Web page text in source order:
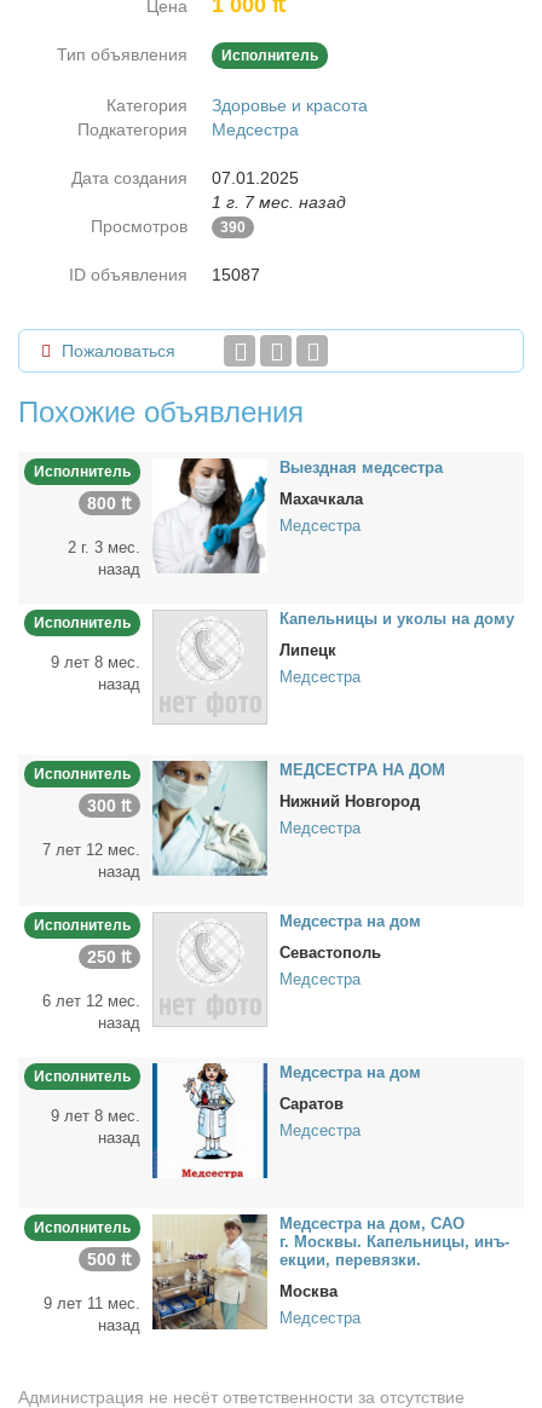
Цена 1 000 ₶
Тип объявления Исполнитель
Категория
Здоровье и красота
Подкатегория
Медсестра
Дата создания
07.01.2025
1 г. 7 мес. назад
Просмотров
390
ID объявления 15087
Пожаловаться
Похожие объявления
Исполнитель
800 ₶
2 г. 3 мес.
назад
Вы­езд­ная мед­сест­ра
Махачкала
Медсестра
Исполнитель
9 лет 8 мес.
назад
Ка­пель­ни­цы и уко­лы на до­му
Липецк
Медсестра
Исполнитель
300 ₶
7 лет 12 мес.
назад
МЕДСЕСТРА НА ДОМ
Нижний Новгород
Медсестра
Исполнитель
250 ₶
6 лет 12 мес.
назад
Мед­сест­ра на дом
Севастополь
Медсестра
Исполнитель
9 лет 8 мес.
назад
Мед­сест­ра на дом
Саратов
Медсестра
Исполнитель
500 ₶
9 лет 11 мес.
назад
Мед­сест­ра на дом, САО
г. Моск­вы. Ка­пель­ни­цы, инъ­
ек­ции, пе­ре­вяз­ки.
Москва
Медсестра
Администрация не несёт ответственности за отсутствие